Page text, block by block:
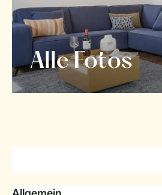
Alle Fotos